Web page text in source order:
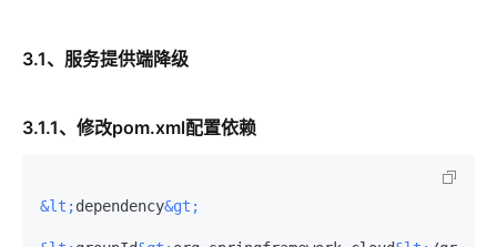
3.1、服务提供端降级
3.1.1、修改pom.xml配置依赖
&lt;dependency&gt;